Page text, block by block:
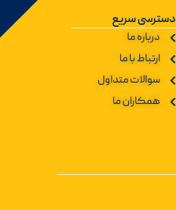
دسترسی سریع
درباره ما
ارتباط با ما
سوالات متداول
همکاران ما